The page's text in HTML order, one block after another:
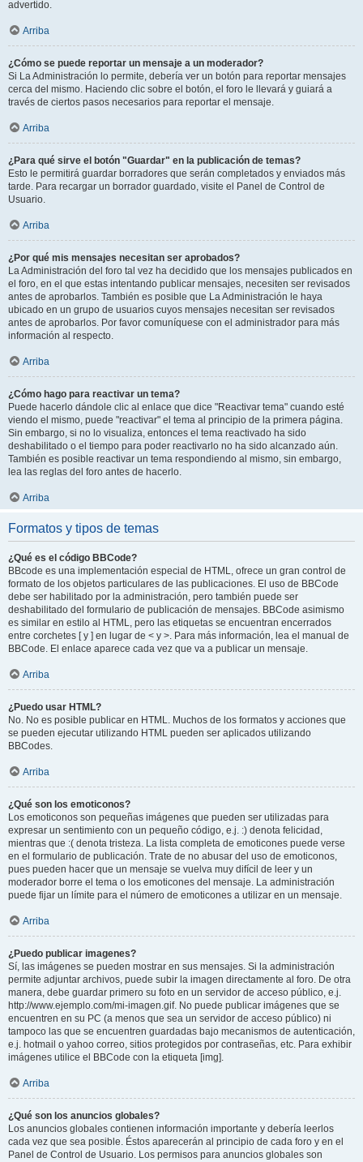
advertido.
Arriba
¿Cómo se puede reportar un mensaje a un moderador?
Si La Administración lo permite, debería ver un botón para reportar mensajes
cerca del mismo. Haciendo clic sobre el botón, el foro le llevará y guiará a
través de ciertos pasos necesarios para reportar el mensaje.
Arriba
¿Para qué sirve el botón "Guardar" en la publicación de temas?
Esto le permitirá guardar borradores que serán completados y enviados más
tarde. Para recargar un borrador guardado, visite el Panel de Control de
Usuario.
Arriba
¿Por qué mis mensajes necesitan ser aprobados?
La Administración del foro tal vez ha decidido que los mensajes publicados en
el foro, en el que estas intentando publicar mensajes, necesiten ser revisados
antes de aprobarlos. También es posible que La Administración le haya
ubicado en un grupo de usuarios cuyos mensajes necesitan ser revisados
antes de aprobarlos. Por favor comuníquese con el administrador para más
información al respecto.
Arriba
¿Cómo hago para reactivar un tema?
Puede hacerlo dándole clic al enlace que dice "Reactivar tema" cuando esté
viendo el mismo, puede "reactivar" el tema al principio de la primera página.
Sin embargo, si no lo visualiza, entonces el tema reactivado ha sido
deshabilitado o el tiempo para poder reactivarlo no ha sido alcanzado aún.
También es posible reactivar un tema respondiendo al mismo, sin embargo,
lea las reglas del foro antes de hacerlo.
Arriba
Formatos y tipos de temas
¿Qué es el código BBCode?
BBcode es una implementación especial de HTML, ofrece un gran control de
formato de los objetos particulares de las publicaciones. El uso de BBCode
debe ser habilitado por la administración, pero también puede ser
deshabilitado del formulario de publicación de mensajes. BBCode asimismo
es similar en estilo al HTML, pero las etiquetas se encuentran encerrados
entre corchetes [ y ] en lugar de < y >. Para más información, lea el manual de
BBCode. El enlace aparece cada vez que va a publicar un mensaje.
Arriba
¿Puedo usar HTML?
No. No es posible publicar en HTML. Muchos de los formatos y acciones que
se pueden ejecutar utilizando HTML pueden ser aplicados utilizando
BBCodes.
Arriba
¿Qué son los emoticonos?
Los emoticonos son pequeñas imágenes que pueden ser utilizadas para
expresar un sentimiento con un pequeño código, e.j. :) denota felicidad,
mientras que :( denota tristeza. La lista completa de emoticones puede verse
en el formulario de publicación. Trate de no abusar del uso de emoticonos,
pues pueden hacer que un mensaje se vuelva muy difícil de leer y un
moderador borre el tema o los emoticones del mensaje. La administración
puede fijar un límite para el número de emoticones a utilizar en un mensaje.
Arriba
¿Puedo publicar imagenes?
Sí, las imágenes se pueden mostrar en sus mensajes. Si la administración
permite adjuntar archivos, puede subir la imagen directamente al foro. De otra
manera, debe guardar primero su foto en un servidor de acceso público, e.j.
http://www.ejemplo.com/mi-imagen.gif. No puede publicar imágenes que se
encuentren en su PC (a menos que sea un servidor de acceso público) ni
tampoco las que se encuentren guardadas bajo mecanismos de autenticación,
e.j. hotmail o yahoo correo, sitios protegidos por contraseñas, etc. Para exhibir
imágenes utilice el BBCode con la etiqueta [img].
Arriba
¿Qué son los anuncios globales?
Los anuncios globales contienen información importante y debería leerlos
cada vez que sea posible. Éstos aparecerán al principio de cada foro y en el
Panel de Control de Usuario. Los permisos para anuncios globales son